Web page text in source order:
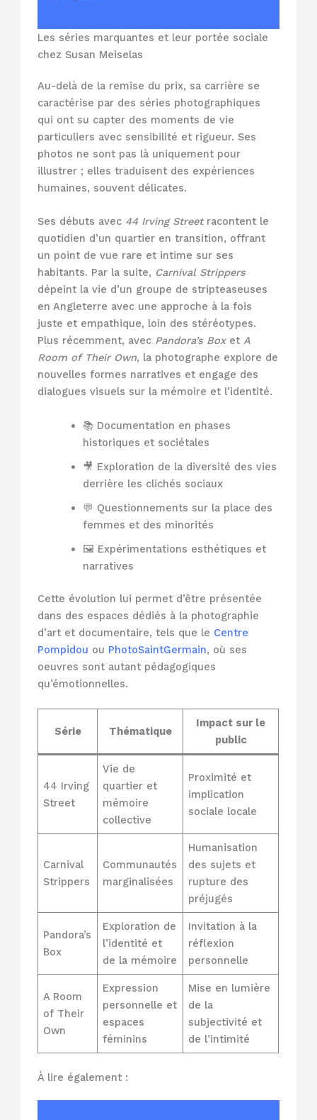
Les séries marquantes et leur portée sociale
chez Susan Meiselas
Au-delà de la remise du prix, sa carrière se
caractérise par des séries photographiques
qui ont su capter des moments de vie
particuliers avec sensibilité et rigueur. Ses
photos ne sont pas là uniquement pour
illustrer ; elles traduisent des expériences
humaines, souvent délicates.
Ses débuts avec 44 Irving Streetracontent le
quotidien d’un quartier en transition, offrant
un point de vue rare et intime sur ses
habitants. Par la suite, Carnival Strippers
dépeint la vie d’un groupe de stripteaseuses
en Angleterre avec une approche à la fois
juste et empathique, loin des stéréotypes.
Plus récemment, avec Pandora’s BoxetA
Room of Their Own, la photographe explore de
nouvelles formes narratives et engage des
dialogues visuels sur la mémoire et l’identité.
📚 Documentation en phases
historiques et sociétales
🎥 Exploration de la diversité des vies
derrière les clichés sociaux
💬 Questionnements sur la place des
femmes et des minorités
🖼️ Expérimentations esthétiques et
narratives
Cette évolution lui permet d’être présentée
dans des espaces dédiés à la photographie
d’art et documentaire, tels que le Centre
Pompidou ou PhotoSaintGermain, où ses
oeuvres sont autant pédagogiques
qu’émotionnelles.
Série Thématique
Impact sur le
public
44 Irving
Street
Vie de
quartier et
mémoire
collective
Proximité et
implication
sociale locale
Carnival
Strippers
Communautés
marginalisées
Humanisation
des sujets et
rupture des
préjugés
Pandora’s
Box
Exploration de
l’identité et
de la mémoire
Invitation à la
réflexion
personnelle
A Room
of Their
Own
Expression
personnelle et
espaces
féminins
Mise en lumière
de la
subjectivité et
de l’intimité
À lire également :